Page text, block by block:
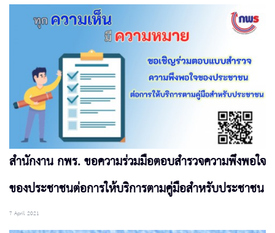
สำนักงาน กพร. ขอความร่วมมือตอบสำรวจความพึงพอใจ
ของประชาชนต่อการให้บริการตามคู่มือสำหรับประชาชน
7 April 2021